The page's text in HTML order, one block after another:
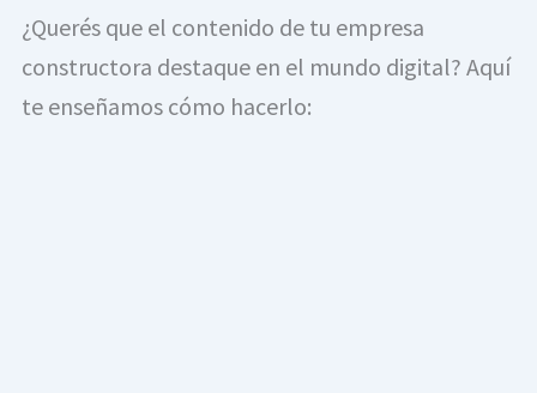
¿Querés que el contenido de tu empresa
constructora destaque en el mundo digital? Aquí
te enseñamos cómo hacerlo: